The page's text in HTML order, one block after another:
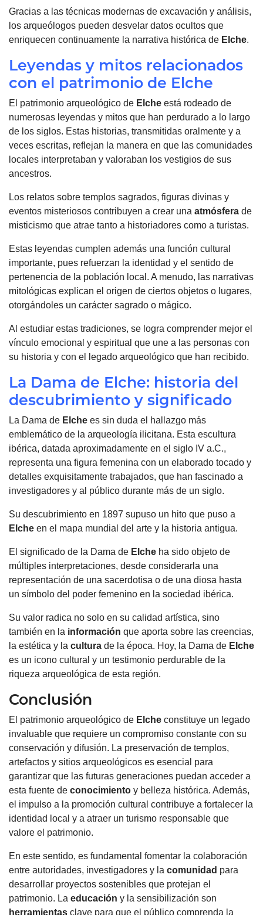
Gracias a las técnicas modernas de excavación y análisis,
los arqueólogos pueden desvelar datos ocultos que
enriquecen continuamente la narrativa histórica de Elche.
Leyendas y mitos relacionados
con el patrimonio de Elche
El patrimonio arqueológico de Elche está rodeado de
numerosas leyendas y mitos que han perdurado a lo largo
de los siglos. Estas historias, transmitidas oralmente y a
veces escritas, reflejan la manera en que las comunidades
locales interpretaban y valoraban los vestigios de sus
ancestros.
Los relatos sobre templos sagrados, figuras divinas y
eventos misteriosos contribuyen a crear una atmósfera de
misticismo que atrae tanto a historiadores como a turistas.
Estas leyendas cumplen además una función cultural
importante, pues refuerzan la identidad y el sentido de
pertenencia de la población local. A menudo, las narrativas
mitológicas explican el origen de ciertos objetos o lugares,
otorgándoles un carácter sagrado o mágico.
Al estudiar estas tradiciones, se logra comprender mejor el
vínculo emocional y espiritual que une a las personas con
su historia y con el legado arqueológico que han recibido.
La Dama de Elche: historia del
descubrimiento y significado
La Dama de Elche es sin duda el hallazgo más
emblemático de la arqueología ilicitana. Esta escultura
ibérica, datada aproximadamente en el siglo IV a.C.,
representa una figura femenina con un elaborado tocado y
detalles exquisitamente trabajados, que han fascinado a
investigadores y al público durante más de un siglo.
Su descubrimiento en 1897 supuso un hito que puso a
Elche en el mapa mundial del arte y la historia antigua.
El significado de la Dama de Elche ha sido objeto de
múltiples interpretaciones, desde considerarla una
representación de una sacerdotisa o de una diosa hasta
un símbolo del poder femenino en la sociedad ibérica.
Su valor radica no solo en su calidad artística, sino
también en la información que aporta sobre las creencias,
la estética y la cultura de la época. Hoy, la Dama de Elche
es un icono cultural y un testimonio perdurable de la
riqueza arqueológica de esta región.
Conclusión
El patrimonio arqueológico de Elche constituye un legado
invaluable que requiere un compromiso constante con su
conservación y difusión. La preservación de templos,
artefactos y sitios arqueológicos es esencial para
garantizar que las futuras generaciones puedan acceder a
esta fuente de conocimiento y belleza histórica. Además,
el impulso a la promoción cultural contribuye a fortalecer la
identidad local y a atraer un turismo responsable que
valore el patrimonio.
En este sentido, es fundamental fomentar la colaboración
entre autoridades, investigadores y la comunidad para
desarrollar proyectos sostenibles que protejan el
patrimonio. La educación y la sensibilización son
herramientas clave para que el público comprenda la